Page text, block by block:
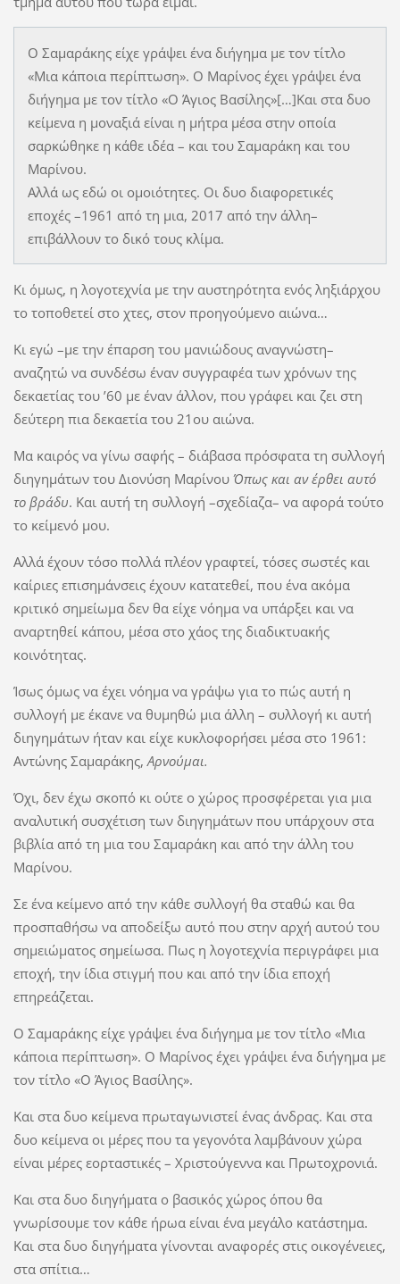
Ο Σαμαράκης είχε γράψει ένα διήγημα με τον τίτλο
«Μια κάποια περίπτωση». Ο Μαρίνος έχει γράψει ένα
διήγημα με τον τίτλο «Ο Άγιος Βασίλης»[…]Και στα δυο
κείμενα η μοναξιά είναι η μήτρα μέσα στην οποία
σαρκώθηκε η κάθε ιδέα – και του Σαμαράκη και του
Μαρίνου.
Αλλά ως εδώ οι ομοιότητες. Οι δυο διαφορετικές
εποχές –1961 από τη μια, 2017 από την άλλη–
επιβάλλουν το δικό τους κλίμα.
Κι όμως, η λογοτεχνία με την αυστηρότητα ενός ληξιάρχου
το τοποθετεί στο χτες, στον προηγούμενο αιώνα…
Κι εγώ –με την έπαρση του μανιώδους αναγνώστη–
αναζητώ να συνδέσω έναν συγγραφέα των χρόνων της
δεκαετίας του ’60 με έναν άλλον, που γράφει και ζει στη
δεύτερη πια δεκαετία του 21ου αιώνα.
Μα καιρός να γίνω σαφής – διάβασα πρόσφατα τη συλλογή
διηγημάτων του Διονύση Μαρίνου Όπως και αν έρθει αυτό
το βράδυ. Και αυτή τη συλλογή –σχεδίαζα– να αφορά τούτο
το κείμενό μου.
Αλλά έχουν τόσο πολλά πλέον γραφτεί, τόσες σωστές και
καίριες επισημάνσεις έχουν κατατεθεί, που ένα ακόμα
κριτικό σημείωμα δεν θα είχε νόημα να υπάρξει και να
αναρτηθεί κάπου, μέσα στο χάος της διαδικτυακής
κοινότητας.
Ίσως όμως να έχει νόημα να γράψω για το πώς αυτή η
συλλογή με έκανε να θυμηθώ μια άλλη – συλλογή κι αυτή
διηγημάτων ήταν και είχε κυκλοφορήσει μέσα στο 1961:
Αντώνης Σαμαράκης, Αρνούμαι.
Όχι, δεν έχω σκοπό κι ούτε ο χώρος προσφέρεται για μια
αναλυτική συσχέτιση των διηγημάτων που υπάρχουν στα
βιβλία από τη μια του Σαμαράκη και από την άλλη του
Μαρίνου.
Σε ένα κείμενο από την κάθε συλλογή θα σταθώ και θα
προσπαθήσω να αποδείξω αυτό που στην αρχή αυτού του
σημειώματος σημείωσα. Πως η λογοτεχνία περιγράφει μια
εποχή, την ίδια στιγμή που και από την ίδια εποχή
επηρεάζεται.
Ο Σαμαράκης είχε γράψει ένα διήγημα με τον τίτλο «Μια
κάποια περίπτωση». Ο Μαρίνος έχει γράψει ένα διήγημα με
τον τίτλο «Ο Άγιος Βασίλης».
Και στα δυο κείμενα πρωταγωνιστεί ένας άνδρας. Και στα
δυο κείμενα οι μέρες που τα γεγονότα λαμβάνουν χώρα
είναι μέρες εορταστικές – Χριστούγεννα και Πρωτοχρονιά.
Και στα δυο διηγήματα ο βασικός χώρος όπου θα
γνωρίσουμε τον κάθε ήρωα είναι ένα μεγάλο κατάστημα.
Και στα δυο διηγήματα γίνονται αναφορές στις οικογένειες,
στα σπίτια…